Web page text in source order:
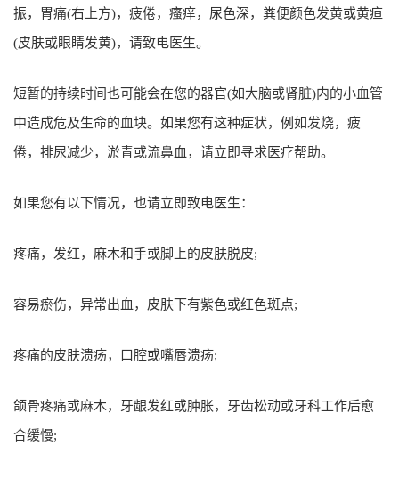
振，胃痛(右上方)，疲倦，瘙痒，尿色深，粪便颜色发黄或黄疸
(皮肤或眼睛发黄)，请致电医生。
短暂的持续时间也可能会在您的器官(如大脑或肾脏)内的小血管
中造成危及生命的血块。如果您有这种症状，例如发烧，疲
倦，排尿减少，淤青或流鼻血，请立即寻求医疗帮助。
如果您有以下情况，也请立即致电医生：
疼痛，发红，麻木和手或脚上的皮肤脱皮;
容易瘀伤，异常出血，皮肤下有紫色或红色斑点;
疼痛的皮肤溃疡，口腔或嘴唇溃疡;
颌骨疼痛或麻木，牙龈发红或肿胀，牙齿松动或牙科工作后愈
合缓慢;